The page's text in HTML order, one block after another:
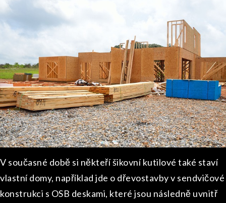
V současné době si někteří šikovní kutilové také staví
vlastní domy, například jde o dřevostavby v sendvičové
konstrukci s OSB deskami, které jsou následně uvnitř